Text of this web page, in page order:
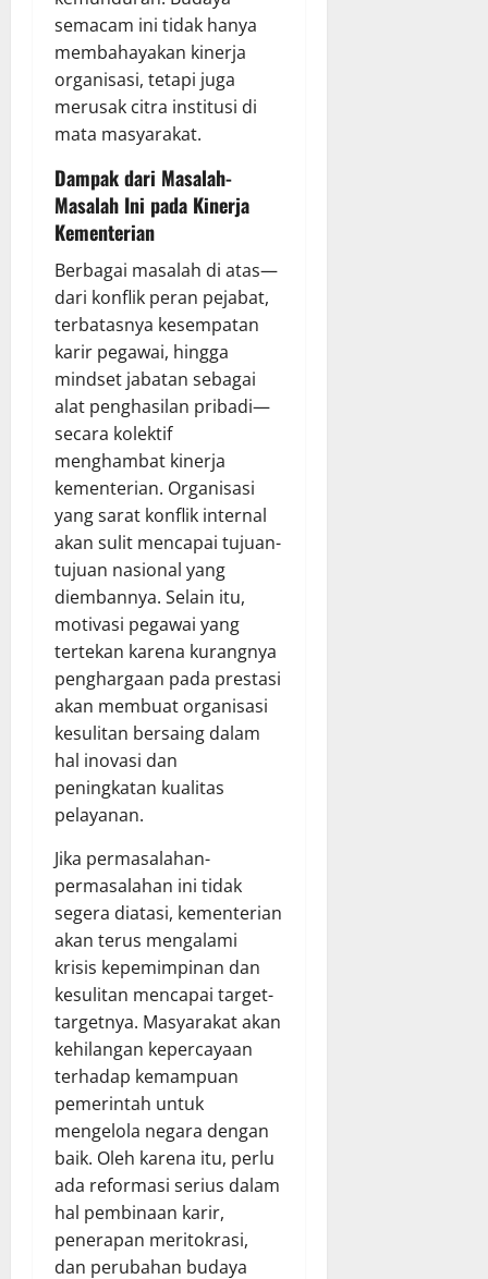
semacam ini tidak hanya
membahayakan kinerja
organisasi, tetapi juga
merusak citra institusi di
mata masyarakat.
Dampak dari Masalah-
Masalah Ini pada Kinerja
Kementerian
Berbagai masalah di atas—
dari konflik peran pejabat,
terbatasnya kesempatan
karir pegawai, hingga
mindset jabatan sebagai
alat penghasilan pribadi—
secara kolektif
menghambat kinerja
kementerian. Organisasi
yang sarat konflik internal
akan sulit mencapai tujuan-
tujuan nasional yang
diembannya. Selain itu,
motivasi pegawai yang
tertekan karena kurangnya
penghargaan pada prestasi
akan membuat organisasi
kesulitan bersaing dalam
hal inovasi dan
peningkatan kualitas
pelayanan.
Jika permasalahan-
permasalahan ini tidak
segera diatasi, kementerian
akan terus mengalami
krisis kepemimpinan dan
kesulitan mencapai target-
targetnya. Masyarakat akan
kehilangan kepercayaan
terhadap kemampuan
pemerintah untuk
mengelola negara dengan
baik. Oleh karena itu, perlu
ada reformasi serius dalam
hal pembinaan karir,
penerapan meritokrasi,
dan perubahan budaya